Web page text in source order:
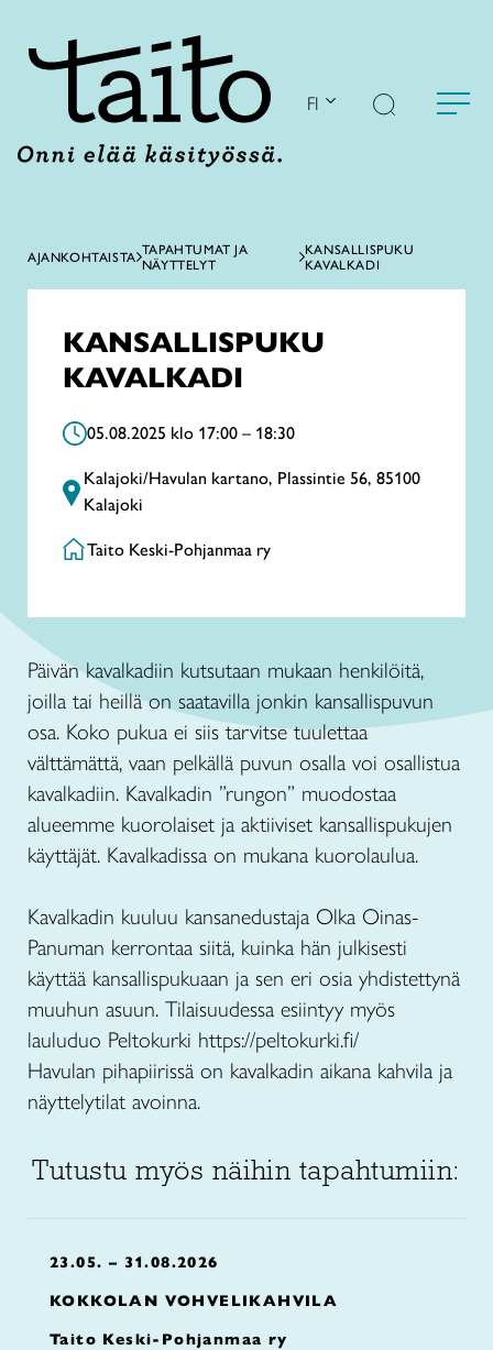
FI
AJANKOHTAISTA TAPAHTUMAT JA
NÄYTTELYT
KANSALLISPUKU
KAVALKADI
KANSALLISPUKU
KAVALKADI
05.08.2025 klo 17:00 – 18:30
Kalajoki/Havulan kartano, Plassintie 56, 85100
Kalajoki
Taito Keski-Pohjanmaa ry
Päivän kavalkadiin kutsutaan mukaan henkilöitä,
joilla tai heillä on saatavilla jonkin kansallispuvun
osa. Koko pukua ei siis tarvitse tuulettaa
välttämättä, vaan pelkällä puvun osalla voi osallistua
kavalkadiin. Kavalkadin ”rungon” muodostaa
alueemme kuorolaiset ja aktiiviset kansallispukujen
käyttäjät. Kavalkadissa on mukana kuorolaulua.
Kavalkadin kuuluu kansanedustaja Olka Oinas-
Panuman kerrontaa siitä, kuinka hän julkisesti
käyttää kansallispukuaan ja sen eri osia yhdistettynä
muuhun asuun. Tilaisuudessa esiintyy myös
lauluduo Peltokurki https://peltokurki.fi/
Havulan pihapiirissä on kavalkadin aikana kahvila ja
näyttelytilat avoinna.
Tutustu myös näihin tapahtumiin:
23.05. – 31.08.2026
KOKKOLAN VOHVELIKAHVILA
Taito Keski-Pohjanmaa ry